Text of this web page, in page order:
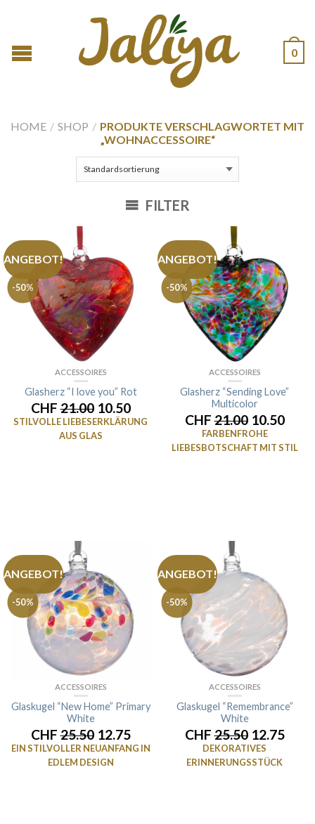
0
HOME / SHOP / PRODUKTE VERSCHLAGWORTET MIT
„WOHNACCESSOIRE“
FILTER
-50%
ANGEBOT!
ACCESSOIRES
Glasherz “I love you” Rot
CHF21.0010.50
STILVOLLE LIEBESERKLÄRUNG
AUS GLAS
-50%
ANGEBOT!
ACCESSOIRES
Glasherz “Sending Love”
Multicolor
CHF21.0010.50
FARBENFROHE
LIEBESBOTSCHAFT MIT STIL
-50%
ANGEBOT!
ACCESSOIRES
Glaskugel “New Home” Primary
White
CHF25.5012.75
EIN STILVOLLER NEUANFANG IN
EDLEM DESIGN
-50%
ANGEBOT!
ACCESSOIRES
Glaskugel “Remembrance”
White
CHF25.5012.75
DEKORATIVES
ERINNERUNGSSTÜCK